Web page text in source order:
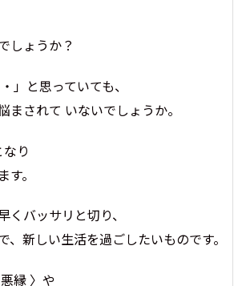
しょうか？
」と思っていても、
まされて いないでしょうか。
り
。
バッサリと切り、
、新しい生活を過ごしたいものです。
縁 〉や